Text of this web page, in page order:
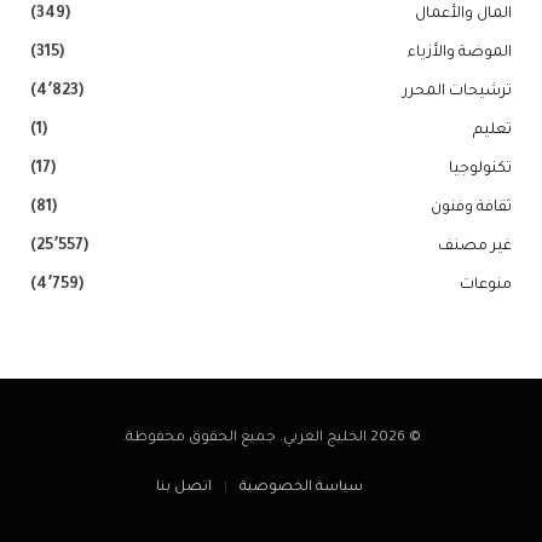
المال والأعمال (349)
الموضة والأزياء (315)
ترشيحات المحرر (4٬823)
تعليم (1)
تكنولوجيا (17)
ثقافة وفنون (81)
غير مصنف (25٬557)
منوعات (4٬759)
© 2026 الخليج العربي. جميع الحقوق محفوظة.
سياسة الخصوصية اتصل بنا